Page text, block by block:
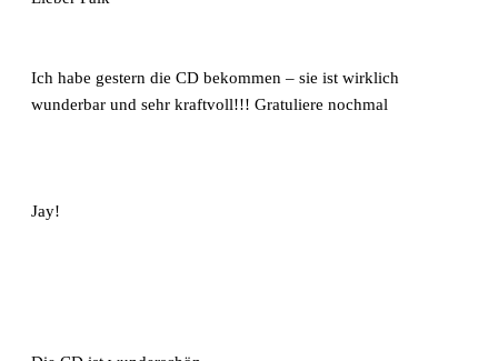
Ich habe gestern die CD bekommen – sie ist wirklich
wunderbar und sehr kraftvoll!!! Gratuliere nochmal
Jay!